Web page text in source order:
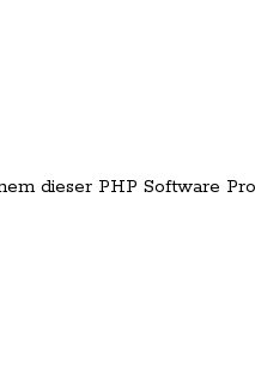
dieser PHP Software